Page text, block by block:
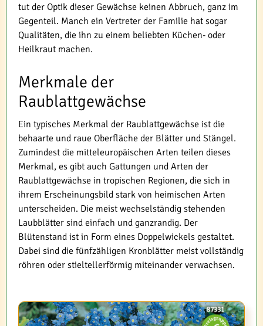
tut der Optik dieser Gewächse keinen Abbruch, ganz im
Gegenteil. Manch ein Vertreter der Familie hat sogar
Qualitäten, die ihn zu einem beliebten Küchen- oder
Heilkraut machen.
Merkmale der
Raublattgewächse
Ein typisches Merkmal der Raublattgewächse ist die
behaarte und raue Oberfläche der Blätter und Stängel.
Zumindest die mitteleuropäischen Arten teilen dieses
Merkmal, es gibt auch Gattungen und Arten der
Raublattgewächse in tropischen Regionen, die sich in
ihrem Erscheinungsbild stark von heimischen Arten
unterscheiden. Die meist wechselständig stehenden
Laubblätter sind einfach und ganzrandig. Der
Blütenstand ist in Form eines Doppelwickels gestaltet.
Dabei sind die fünfzähligen Kronblätter meist vollständig
röhren oder stieltellerförmig miteinander verwachsen.